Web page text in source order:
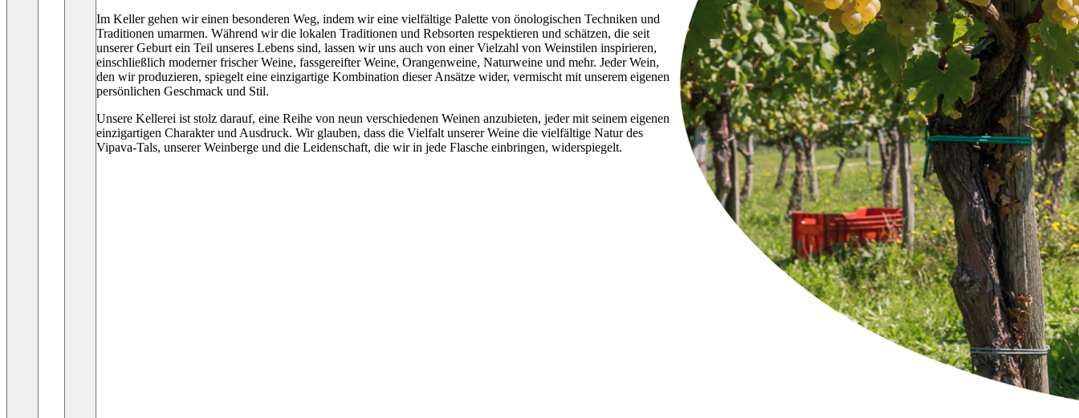
Im Keller gehen wir einen besonderen Weg, indem wir eine vielfältige Palette von önologischen Techniken und
Traditionen umarmen. Während wir die lokalen Traditionen und Rebsorten respektieren und schätzen, die seit
unserer Geburt ein Teil unseres Lebens sind, lassen wir uns auch von einer Vielzahl von Weinstilen inspirieren,
einschließlich moderner frischer Weine, fassgereifter Weine, Orangenweine, Naturweine und mehr. Jeder Wein,
den wir produzieren, spiegelt eine einzigartige Kombination dieser Ansätze wider, vermischt mit unserem eigenen
persönlichen Geschmack und Stil.
Unsere Kellerei ist stolz darauf, eine Reihe von neun verschiedenen Weinen anzubieten, jeder mit seinem eigenen
einzigartigen Charakter und Ausdruck. Wir glauben, dass die Vielfalt unserer Weine die vielfältige Natur des
Vipava-Tals, unserer Weinberge und die Leidenschaft, die wir in jede Flasche einbringen, widerspiegelt.